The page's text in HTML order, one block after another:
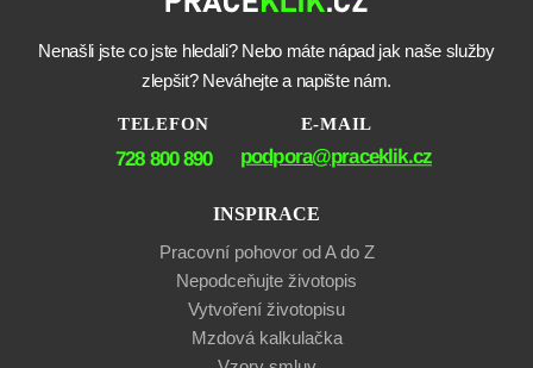
Nenašli jste co jste hledali? Nebo máte nápad jak naše služby
zlepšit? Neváhejte a napište nám.
TELEFON
728 800 890
E-MAIL
podpora@praceklik.cz
INSPIRACE
Pracovní pohovor od A do Z
Nepodceňujte životopis
Vytvoření životopisu
Mzdová kalkulačka